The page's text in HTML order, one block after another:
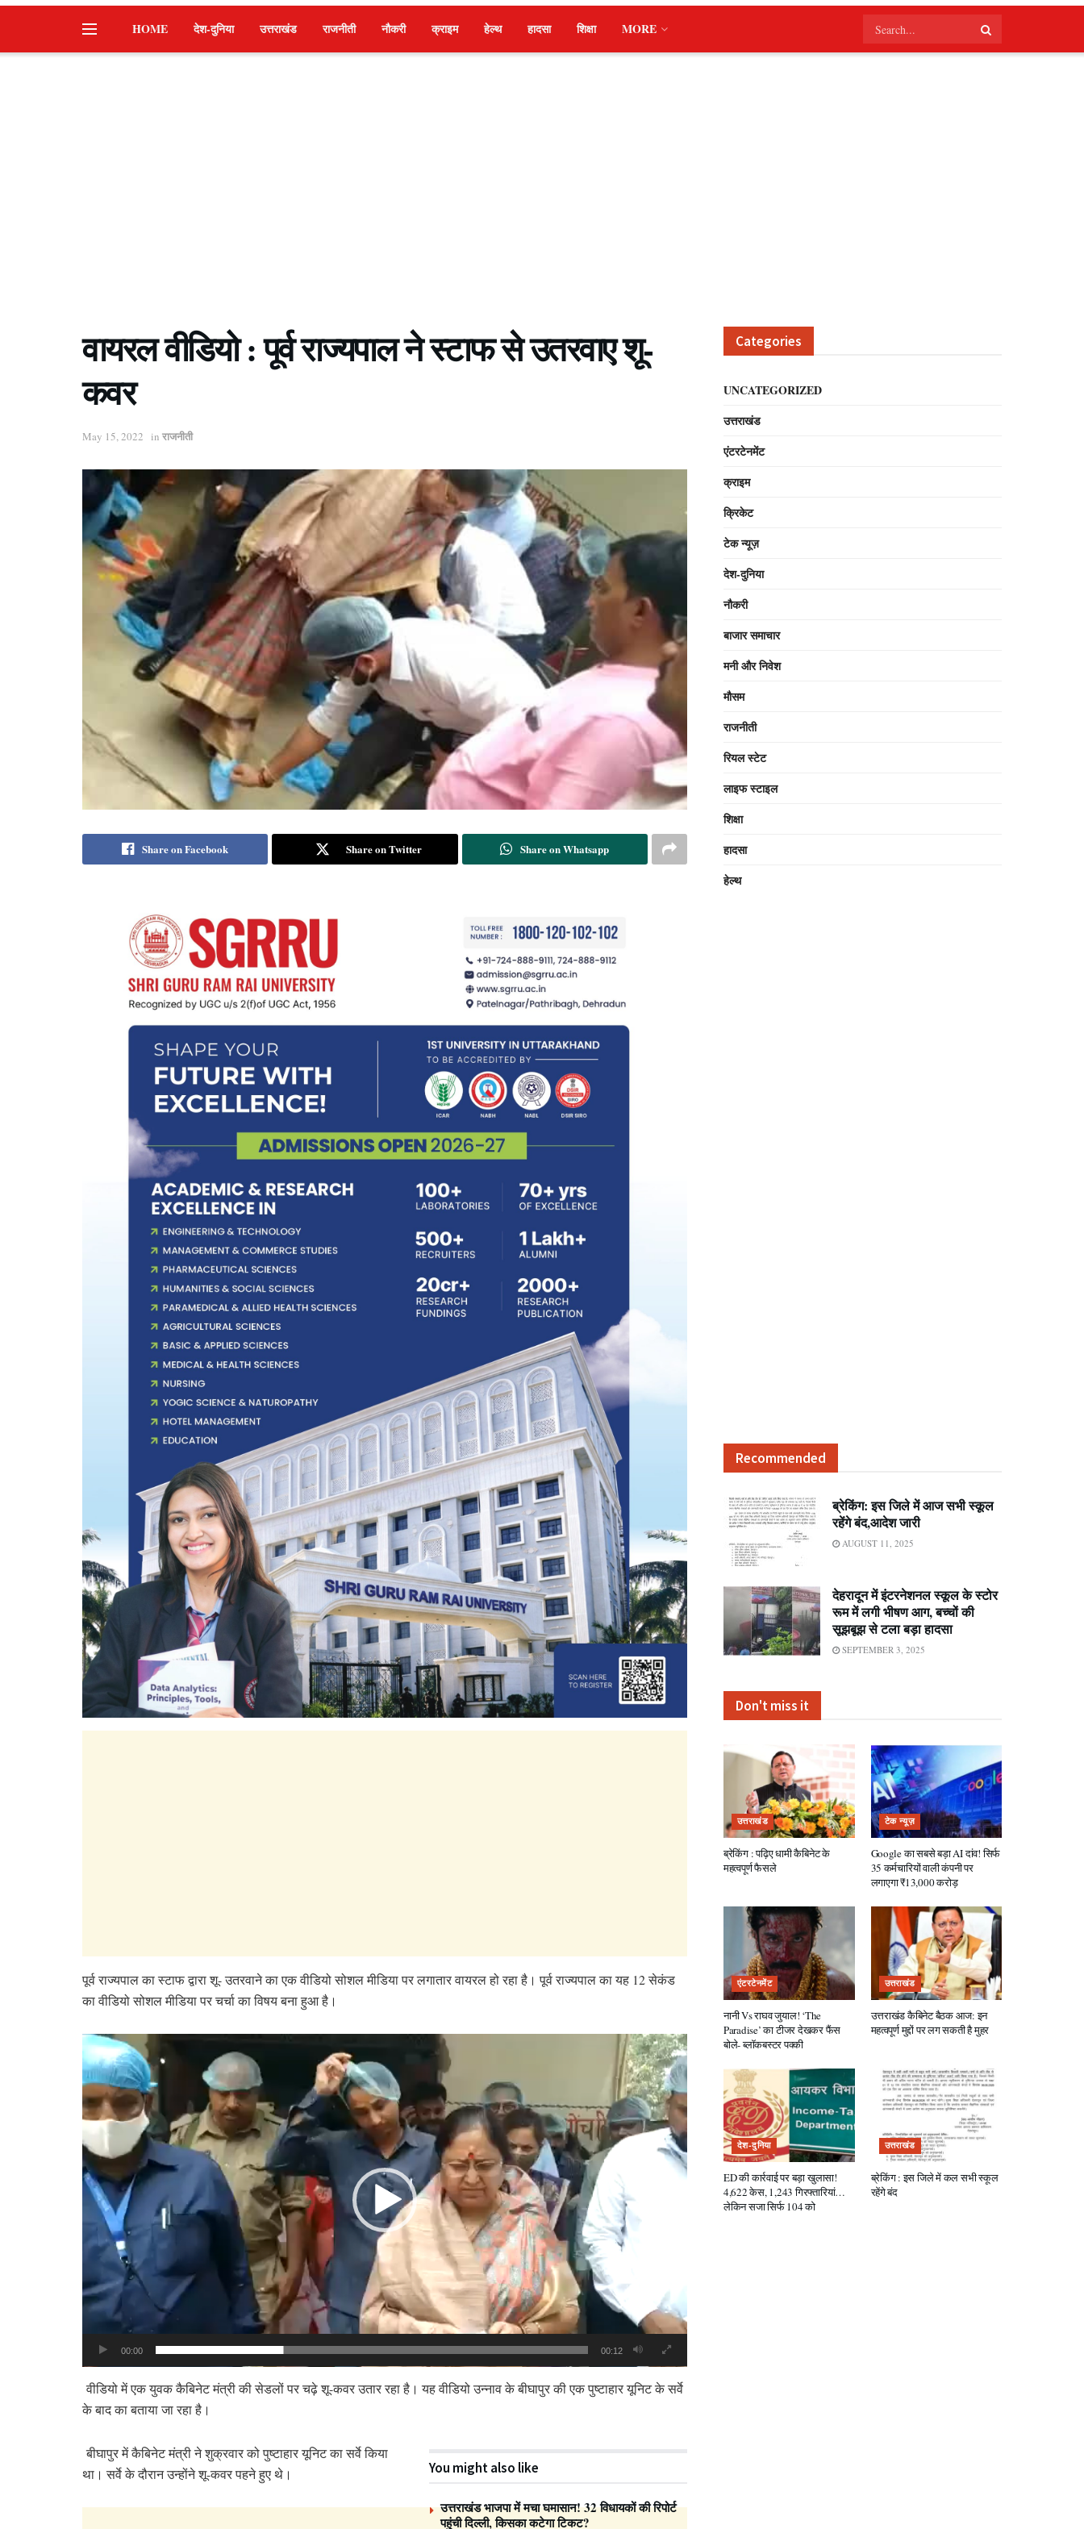
HOME देश-दुनिया उत्तराखंड राजनीती नौकरी क्राइम हेल्थ हादसा शिक्षा MORE
वायरल वीडियो : पूर्व राज्यपाल ने स्टाफ से उतरवाए शू-
कवर
May 15, 2022 in राजनीती
Share on Facebook Share on Twitter Share on Whatsapp
पूर्व राज्यपाल का स्टाफ द्वारा शू- उतरवाने का एक वीडियो सोशल मीडिया पर लगातार वायरल हो रहा है।पूर्व राज्यपाल का यह 12 सेकंड
का वीडियो सोशल मीडिया पर चर्चा का विषय बना हुआ है।
Video
Player
00:00 00:12
वीडियो में एक युवक कैबिनेट मंत्री की सेडलों पर चढ़े शू-कवर उतार रहा है। यह वीडियो उन्नाव के बीघापुर की एक पुष्टाहार यूनिट के सर्वे
के बाद का बताया जा रहा है।
You might also like
उत्तराखंड भाजपा में मचा घमासान! 32 विधायकों की रिपोर्ट
पहुंची दिल्ली, किसका कटेगा टिकट?
बीघापुर में कैबिनेट मंत्री ने शुक्रवार को पुष्टाहार यूनिट का सर्वे किया
था। सर्वे के दौरान उन्होंने शू-कवर पहने हुए थे।
Categories
UNCATEGORIZED
उत्तराखंड
एंटरटेनमेंट
क्राइम
क्रिकेट
टेक न्यूज़
देश-दुनिया
नौकरी
बाजार समाचार
मनी और निवेश
मौसम
राजनीती
रियल स्टेट
लाइफ स्टाइल
शिक्षा
हादसा
हेल्थ
Recommended
ब्रेकिंग: इस जिले में आज सभी स्कूल
रहेंगे बंद,आदेश जारी
AUGUST 11, 2025
देहरादून में इंटरनेशनल स्कूल के स्टोर
रूम में लगी भीषण आग, बच्चों की
सूझबूझ से टला बड़ा हादसा
SEPTEMBER 3, 2025
Don't miss it
उत्तराखंड
ब्रेकिंग : पढ़िए धामी कैबिनेट के
महत्वपूर्ण फैसले
टेक न्यूज़
Google का सबसे बड़ा AI दांव! सिर्फ
35 कर्मचारियों वाली कंपनी पर
लगाएगा ₹13,000 करोड़
एंटरटेनमेंट
नानी Vs राघव जुयाल! ‘The
Paradise’ का टीजर देखकर फैंस
बोले- ब्लॉकबस्टर पक्की
उत्तराखंड
उत्तराखंड कैबिनेट बैठक आज: इन
महत्वपूर्ण मुद्दों पर लग सकती है मुहर
देश-दुनिया
ED की कार्रवाई पर बड़ा खुलासा!
4,622 केस, 1,243 गिरफ्तारियां…
लेकिन सजा सिर्फ 104 को
उत्तराखंड
ब्रेकिंग : इस जिले में कल सभी स्कूल
रहेंगे बंद